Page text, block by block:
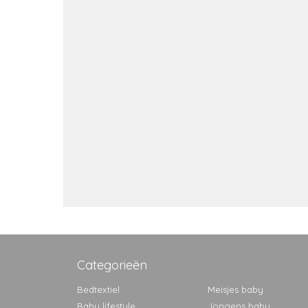
Categorieën
Bedtextiel
Meisjes baby